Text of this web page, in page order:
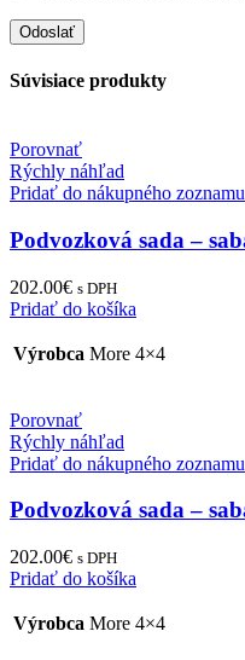
Súvisiace produkty
Porovnať
Rýchly náhľad
Pridať do nákupného zoznamu
Podvozková sada –
202.00€ s DPH
Pridať do košíka
Výrobca More 4×4
Porovnať
Rýchly náhľad
Pridať do nákupného zoznamu
Podvozková sada –
202.00€ s DPH
Pridať do košíka
Výrobca More 4×4